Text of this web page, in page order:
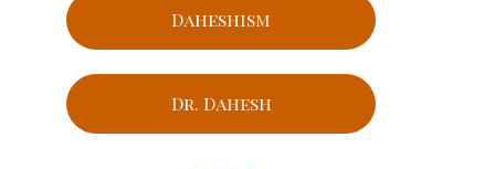
Daheshism
Dr. Dahesh